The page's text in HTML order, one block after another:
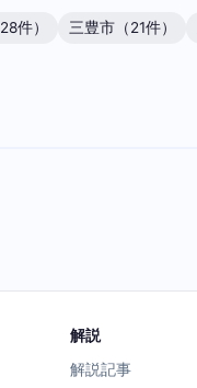
件） 三豊市（21件）
解説
解説記事